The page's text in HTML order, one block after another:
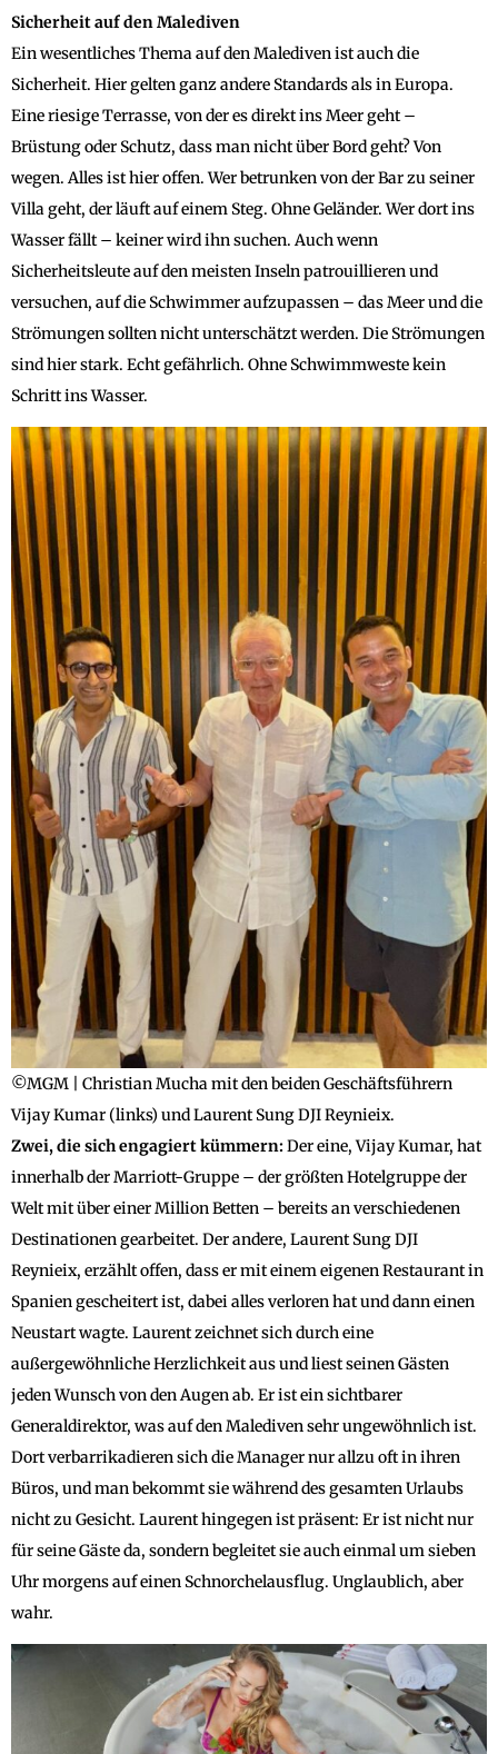
Sicherheit auf den Malediven
Ein wesentliches Thema auf den Malediven ist auch die
Sicherheit. Hier gelten ganz andere Standards als in Europa.
Eine riesige Terrasse, von der es direkt ins Meer geht –
Brüstung oder Schutz, dass man nicht über Bord geht? Von
wegen. Alles ist hier offen. Wer betrunken von der Bar zu seiner
Villa geht, der läuft auf einem Steg. Ohne Geländer. Wer dort ins
Wasser fällt – keiner wird ihn suchen. Auch wenn
Sicherheitsleute auf den meisten Inseln patrouillieren und
versuchen, auf die Schwimmer aufzupassen – das Meer und die
Strömungen sollten nicht unterschätzt werden. Die Strömungen
sind hier stark. Echt gefährlich. Ohne Schwimmweste kein
Schritt ins Wasser.
©MGM | Christian Mucha mit den beiden Geschäftsführern
Vijay Kumar (links) und Laurent Sung DJI Reynieix.
Zwei, die sich engagiert kümmern:Der eine, Vijay Kumar, hat
innerhalb der Marriott-Gruppe – der größten Hotelgruppe der
Welt mit über einer Million Betten – bereits an verschiedenen
Destinationen gearbeitet. Der andere, Laurent Sung DJI
Reynieix, erzählt offen, dass er mit einem eigenen Restaurant in
Spanien gescheitert ist, dabei alles verloren hat und dann einen
Neustart wagte. Laurent zeichnet sich durch eine
außergewöhnliche Herzlichkeit aus und liest seinen Gästen
jeden Wunsch von den Augen ab. Er ist ein sichtbarer
Generaldirektor, was auf den Malediven sehr ungewöhnlich ist.
Dort verbarrikadieren sich die Manager nur allzu oft in ihren
Büros, und man bekommt sie während des gesamten Urlaubs
nicht zu Gesicht. Laurent hingegen ist präsent: Er ist nicht nur
für seine Gäste da, sondern begleitet sie auch einmal um sieben
Uhr morgens auf einen Schnorchelausflug. Unglaublich, aber
wahr.